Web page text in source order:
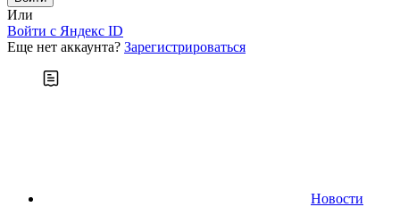
Или
Войти c Яндекс ID
Еще нет аккаунта? Зарегистрироваться
Новости